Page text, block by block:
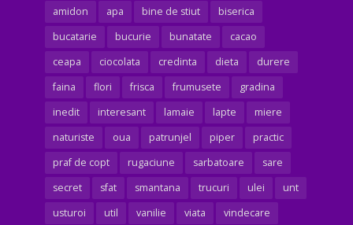
amidon apa bine de stiut
biserica
bucatarie
bucurie bunatate
cacao
ceapa
ciocolata credinta dieta
durere
faina
flori frisca frumusete
gradina
inedit
interesant lamaie lapte
miere
naturiste
oua patrunjel piper
practic
praf de copt
rugaciune sarbatoare
sare
secret
sfat smantana trucuri ulei
unt
usturoi
util vanilie viata vindecare